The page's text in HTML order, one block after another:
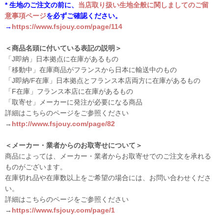
* 生地のご注文の前に、 当店取り扱い生地全般に関しましてのご留
意事項ページを必ずご確認ください。
→ https://www.fsjouy.com/page/114
＜商品名頭に付いている表記の説明＞
「J即納」日本拠点に在庫があるもの
「移動中」在庫商品がフランスから日本に輸送中のもの
「J即納/F在庫」日本拠点とフランス本店両方に在庫があるもの
「F在庫」フランス本店に在庫があるもの
「取寄せ」メーカーに発注が必要になる商品
詳細はこちらのページをご参照ください
→ http://www.fsjouy.com/page/82
＜メーカー・業者からのお取寄せについて＞
商品によっては、メーカー・業者からお取寄せでのご注文を承れる
ものがございます。
在庫切れ品や在庫数以上をご希望の場合には、お問い合わせくださ
い。
詳細はこちらのページをご参照ください
→ https://www.fsjouy.com/page/1